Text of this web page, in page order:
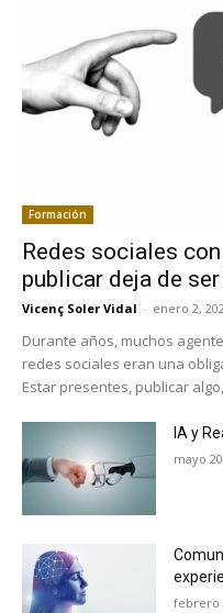
Formación
Redes sociales
publicar deja de
Vicenç Soler Vidal - enero 2,
Durante años, muchos
redes sociales eran una
Estar presentes, publicar
IA y
mayo
febrero